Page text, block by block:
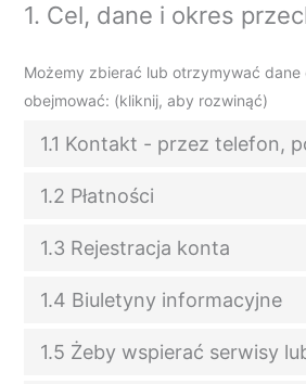
1. Cel, dane i okres
Możemy zbierać lub otrzymywać dane
obejmować: (kliknij, aby rozwinąć)
1.1 Kontakt - przez telefon,
1.2 Płatności
1.3 Rejestracja konta
1.4 Biuletyny informacyjne
1.5 Żeby wspierać serwisy